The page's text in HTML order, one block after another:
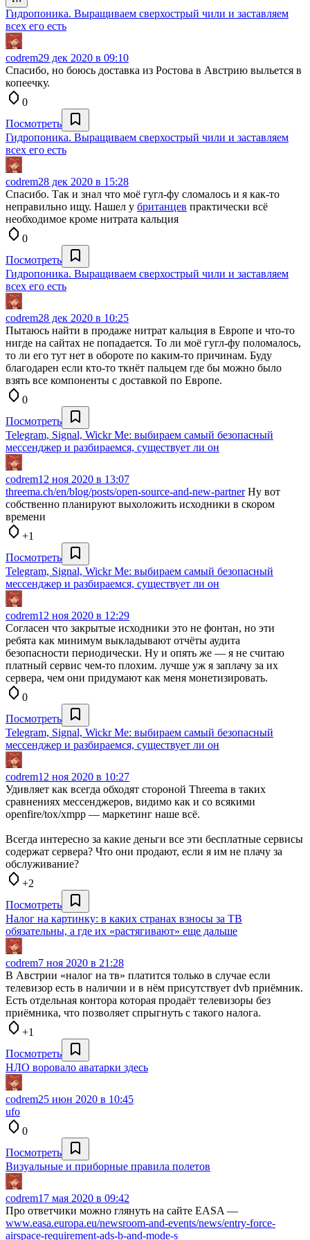
Гидропоника. Выращиваем сверхострый чили и заставляем
всех его есть
codrem29 дек 2020 в 09:10
Спасибо, но боюсь доставка из Ростова в Австрию выльется в
копеечку.
0
Посмотреть
Гидропоника. Выращиваем сверхострый чили и заставляем
всех его есть
codrem28 дек 2020 в 15:28
Спасибо. Так и знал что моё гугл-фу сломалось и я как-то
неправильно ищу. Нашел у британцев практически всё
необходимое кроме нитрата кальция
0
Посмотреть
Гидропоника. Выращиваем сверхострый чили и заставляем
всех его есть
codrem28 дек 2020 в 10:25
Пытаюсь найти в продаже нитрат кальция в Европе и что-то
нигде на сайтах не попадается. То ли моё гугл-фу поломалось,
то ли его тут нет в обороте по каким-то причинам. Буду
благодарен если кто-то ткнёт пальцем где бы можно было
взять все компоненты с доставкой по Европе.
0
Посмотреть
Telegram, Signal, Wickr Me: выбираем самый безопасный
мессенджер и разбираемся, существует ли он
codrem12 ноя 2020 в 13:07
threema.ch/en/blog/posts/open-source-and-new-partnerНу вот
собственно планируют выхоложить исходники в скором
времени
+1
Посмотреть
Telegram, Signal, Wickr Me: выбираем самый безопасный
мессенджер и разбираемся, существует ли он
codrem12 ноя 2020 в 12:29
Согласен что закрытые исходники это не фонтан, но эти
ребята как минимум выкладывают отчёты аудита
безопасности периодически. Ну и опять же — я не считаю
платный сервис чем-то плохим. лучше уж я заплачу за их
сервера, чем они придумают как меня монетизировать.
0
Посмотреть
Telegram, Signal, Wickr Me: выбираем самый безопасный
мессенджер и разбираемся, существует ли он
codrem12 ноя 2020 в 10:27
Удивляет как всегда обходят стороной Threema в таких
сравнениях мессенджеров, видимо как и со всякими
openfire/tox/xmpp — маркетинг наше всё.
Всегда интересно за какие деньги все эти бесплатные сервисы
содержат сервера? Что они продают, если я им не плачу за
обслуживание?
+2
Посмотреть
Налог на картинку: в каких странах взносы за ТВ
обязательны, а где их «растягивают» еще дальше
codrem7 ноя 2020 в 21:28
В Австрии «налог на тв» платится только в случае если
телевизор есть в наличии и в нём присутствует dvb приёмник.
Есть отдельная контора которая продаёт телевизоры без
приёмника, что позволяет спрыгнуть с такого налога.
+1
Посмотреть
НЛО воровало аватарки здесь
codrem25 июн 2020 в 10:45
ufo
0
Посмотреть
Визуальные и приборные правила полетов
codrem17 мая 2020 в 09:42
Про ответчики можно глянуть на сайте EASA —
www.easa.europa.eu/newsroom-and-events/news/entry-force-
airspace-requirement-ads-b-and-mode-s